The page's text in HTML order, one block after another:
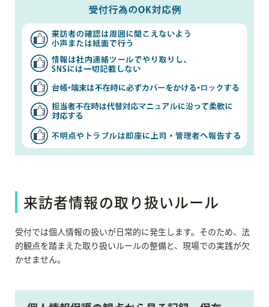
来訪者情報の取り扱いルール
受付では個人情報の扱いが日常的に発生します。そのため、法
的観点を踏まえた取り扱いルールの整備と、現場での実践が欠
かせません。